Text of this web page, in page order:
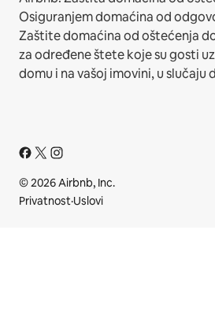
Osiguranjem domaćina od
Zaštite domaćina od oštećenja
za određene štete koje su gosti
domu i na vašoj imovini, u slučaju
© 2026 Airbnb, Inc.
Privatnost·Uslovi